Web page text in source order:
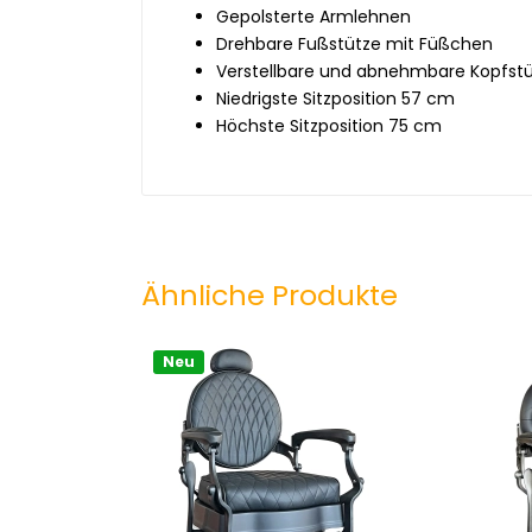
Gepolsterte Armlehnen
Drehbare Fußstütze mit Füßchen
Verstellbare und abnehmbare
Niedrigste Sitzposition 57 cm
Höchste Sitzposition 75 cm
Ähnliche Produkte
Neu